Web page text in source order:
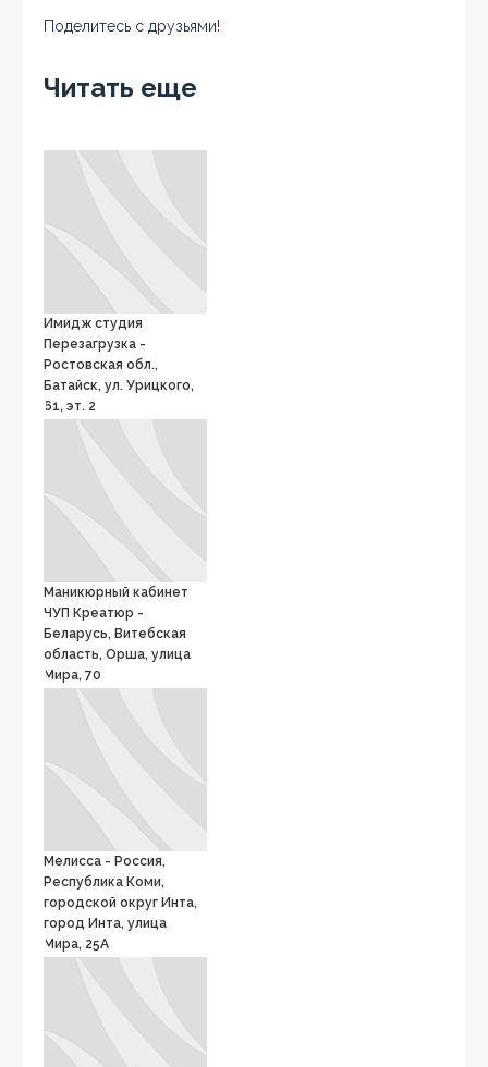
Поделитесь с друзьями!
Читать еще
Имидж студия
Перезагрузка -
Ростовская обл.,
Батайск, ул. Урицкого,
61, эт. 2
Маникюрный кабинет
ЧУП Креатюр -
Беларусь, Витебская
область, Орша, улица
Мира, 70
Мелисса - Россия,
Республика Коми,
городской округ Инта,
город Инта, улица
Мира, 25А